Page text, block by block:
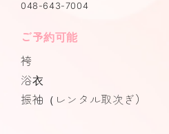
048-643-7004
ご予約可能
袴
浴衣
振袖（レンタル取次ぎ）